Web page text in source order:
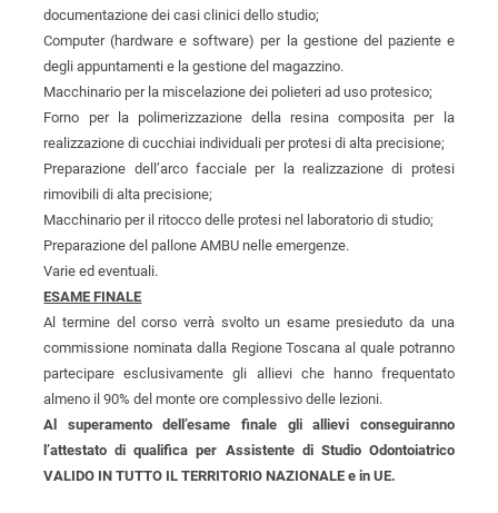
documentazione dei casi clinici dello studio;
Computer (hardware e software) per la gestione del paziente e
degli appuntamenti e la gestione del magazzino.
Macchinario per la miscelazione dei polieteri ad uso protesico;
Forno per la polimerizzazione della resina composita per la
realizzazione di cucchiai individuali per protesi di alta precisione;
Preparazione dell’arco facciale per la realizzazione di protesi
rimovibili di alta precisione;
Macchinario per il ritocco delle protesi nel laboratorio di studio;
Preparazione del pallone AMBU nelle emergenze.
Varie ed eventuali.
ESAME FINALE
Al termine del corso verrà svolto un esame presieduto da una
commissione nominata dalla Regione Toscana al quale potranno
partecipare esclusivamente gli allievi che hanno frequentato
almeno il 90% del monte ore complessivo delle lezioni.
Al superamento dell’esame finale gli allievi conseguiranno
l’attestato di qualifica per Assistente di Studio Odontoiatrico
VALIDO IN TUTTO IL TERRITORIO NAZIONALE e in UE.